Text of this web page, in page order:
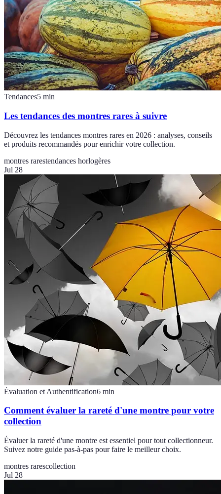
Tendances5 min
Les tendances des montres rares à suivre
Découvrez les tendances montres rares en 2026 : analyses, conseils
et produits recommandés pour enrichir votre collection.
montres rarestendances horlogères
Jul 28
Évaluation et Authentification6 min
Comment évaluer la rareté d'une montre pour votre
collection
Évaluer la rareté d'une montre est essentiel pour tout collectionneur.
Suivez notre guide pas-à-pas pour faire le meilleur choix.
montres rarescollection
Jul 28